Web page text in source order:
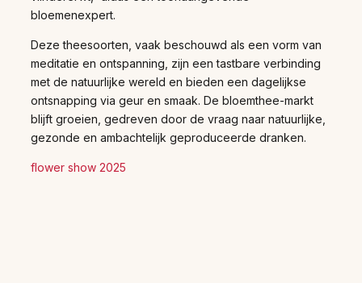
bloemenexpert.
Deze theesoorten, vaak beschouwd als een vorm van
meditatie en ontspanning, zijn een tastbare verbinding
met de natuurlijke wereld en bieden een dagelijkse
ontsnapping via geur en smaak. De bloemthee-markt
blijft groeien, gedreven door de vraag naar natuurlijke,
gezonde en ambachtelijk geproduceerde dranken.
flower show 2025